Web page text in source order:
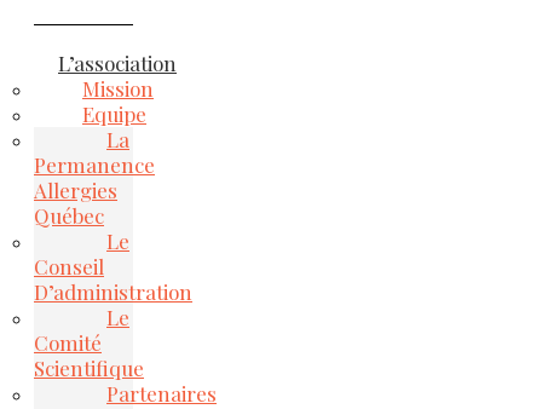
L’association
Mission
Equipe
La
Permanence
Allergies
Québec
Le
Conseil
D’administration
Le
Comité
Scientifique
Partenaires